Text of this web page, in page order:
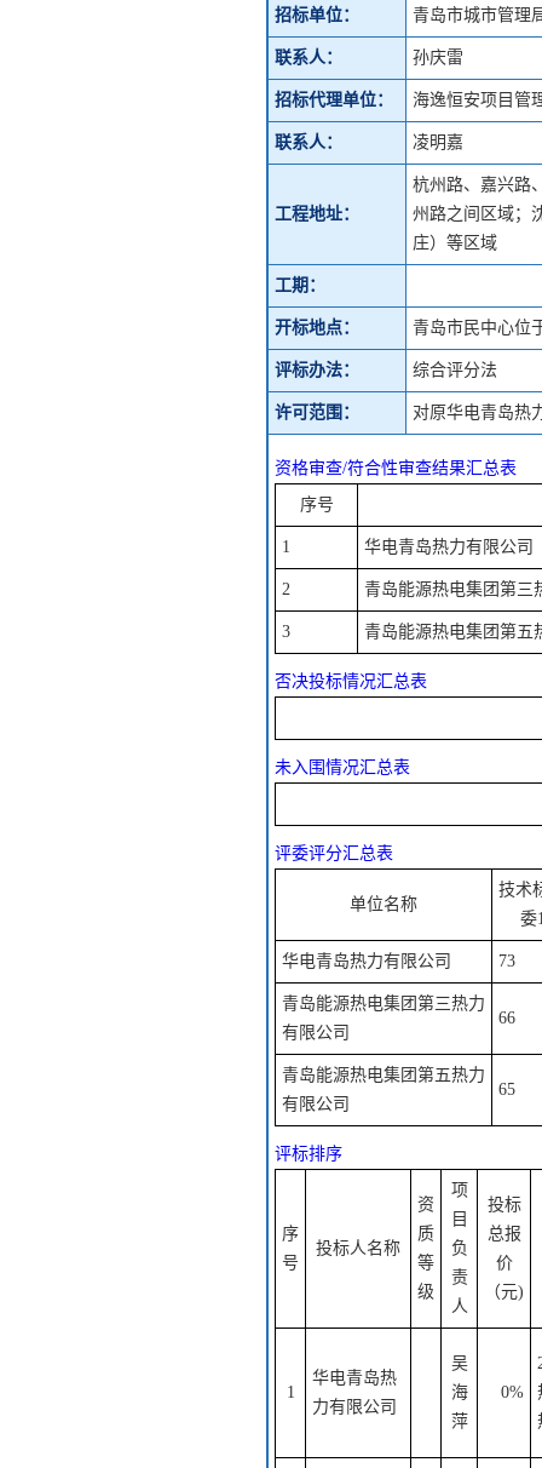
招标单位： 青岛市城市管理
联系人： 孙庆雷
招标代理单位： 海逸恒安项目管
联系人： 凌明嘉
工程地址：
杭州路、嘉兴路
州路之间区域；
庄）等区域
工期：
开标地点： 青岛市民中心位
评标办法： 综合评分法
许可范围： 对原华电青岛热
资格审查/符合性审查结果汇总表
序号
1 华电青岛热力有限公司
2 青岛能源热电集团第三
3 青岛能源热电集团第五
否决投标情况汇总表
未入围情况汇总表
评委评分汇总表
单位名称
技术
委
华电青岛热力有限公司 73
青岛能源热电集团第三热力
有限公司
66
青岛能源热电集团第五热力
有限公司
65
评标排序
序
号
投标人名称
资
质
等
级
项
目
负
责
人
投标
总报
价
（元)
1
华电青岛热
力有限公司
吴
海
萍
0%